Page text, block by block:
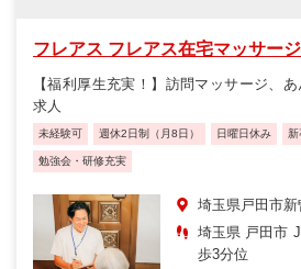
フレアス フレアス在宅マッサージ
【福利厚生充実！】訪問マッサージ、
求人
未経験可 週休2日制（月8日） 日曜日休み 新
勉強会・研修充実
埼玉県戸田市新
埼玉県 戸田市
歩3分位